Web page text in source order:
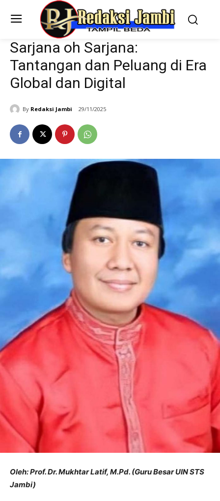
Sarjana oh Sarjana:
Tantangan dan Peluang di Era
Global dan Digital
By Redaksi Jambi 29/11/2025
Oleh: Prof. Dr. Mukhtar Latif, M.Pd. (Guru Besar UIN STS
Jambi)